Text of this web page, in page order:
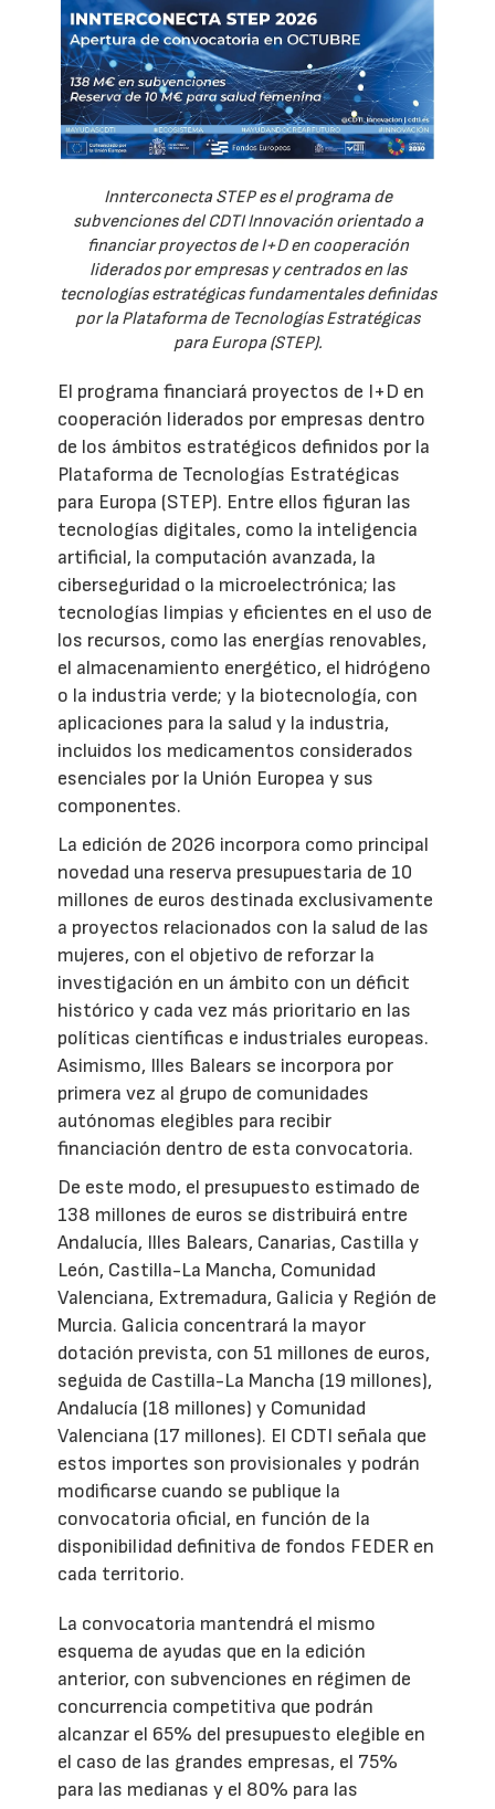
Innterconecta STEP es el programa de
subvenciones del CDTI Innovación orientado a
financiar proyectos de I+D en cooperación
liderados por empresas y centrados en las
tecnologías estratégicas fundamentales definidas
por la Plataforma de Tecnologías Estratégicas
para Europa (STEP).
El programa financiará proyectos de I+D en
cooperación liderados por empresas dentro
de los ámbitos estratégicos definidos por la
Plataforma de Tecnologías Estratégicas
para Europa (STEP). Entre ellos figuran las
tecnologías digitales, como la inteligencia
artificial, la computación avanzada, la
ciberseguridad o la microelectrónica; las
tecnologías limpias y eficientes en el uso de
los recursos, como las energías renovables,
el almacenamiento energético, el hidrógeno
o la industria verde; y la biotecnología, con
aplicaciones para la salud y la industria,
incluidos los medicamentos considerados
esenciales por la Unión Europea y sus
componentes.
La edición de 2026 incorpora como principal
novedad una reserva presupuestaria de 10
millones de euros destinada exclusivamente
a proyectos relacionados con la salud de las
mujeres, con el objetivo de reforzar la
investigación en un ámbito con un déficit
histórico y cada vez más prioritario en las
políticas científicas e industriales europeas.
Asimismo, Illes Balears se incorpora por
primera vez al grupo de comunidades
autónomas elegibles para recibir
financiación dentro de esta convocatoria.
De este modo, el presupuesto estimado de
138 millones de euros se distribuirá entre
Andalucía, Illes Balears, Canarias, Castilla y
León, Castilla-La Mancha, Comunidad
Valenciana, Extremadura, Galicia y Región de
Murcia. Galicia concentrará la mayor
dotación prevista, con 51 millones de euros,
seguida de Castilla-La Mancha (19 millones),
Andalucía (18 millones) y Comunidad
Valenciana (17 millones). El CDTI señala que
estos importes son provisionales y podrán
modificarse cuando se publique la
convocatoria oficial, en función de la
disponibilidad definitiva de fondos FEDER en
cada territorio.
La convocatoria mantendrá el mismo
esquema de ayudas que en la edición
anterior, con subvenciones en régimen de
concurrencia competitiva que podrán
alcanzar el 65% del presupuesto elegible en
el caso de las grandes empresas, el 75%
para las medianas y el 80% para las